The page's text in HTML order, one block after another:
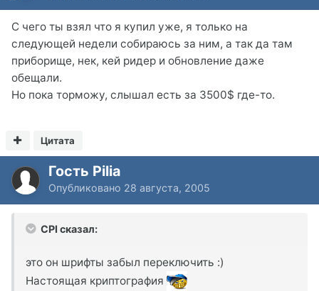
С чего ты взял что я купил уже, я только на
следующей недели собираюсь за ним, а так да там
приборище, нек, кей ридер и обновление даже
обещали.
Но пока торможу, слышал есть за 3500$ где-то.
Цитата
Гость Pilia
Опубликовано 28 августа, 2005
CPI сказал:
это он шрифты забыл переключить :)
Настоящая криптография